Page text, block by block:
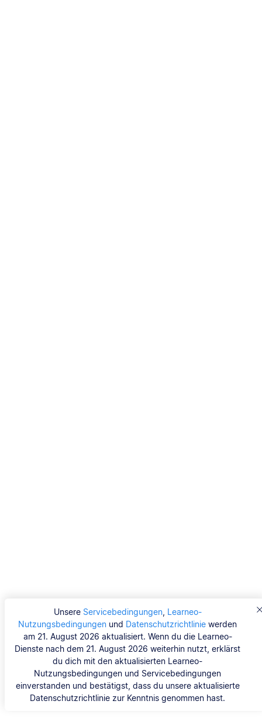
Unsere Servicebedingungen, Learneo-
Nutzungsbedingungen und Datenschutzrichtlinie werden
am 21. August 2026 aktualisiert. Wenn du die Learneo-
Dienste nach dem 21. August 2026 weiterhin nutzt, erklärst
du dich mit den aktualisierten Learneo-
Nutzungsbedingungen und Servicebedingungen
einverstanden und bestätigst, dass du unsere aktualisierte
Datenschutzrichtlinie zur Kenntnis genommen hast.